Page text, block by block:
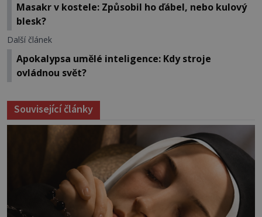
Masakr v kostele: Způsobil ho ďábel, nebo kulový
blesk?
Další článek
Apokalypsa umělé inteligence: Kdy stroje
ovládnou svět?
Související články